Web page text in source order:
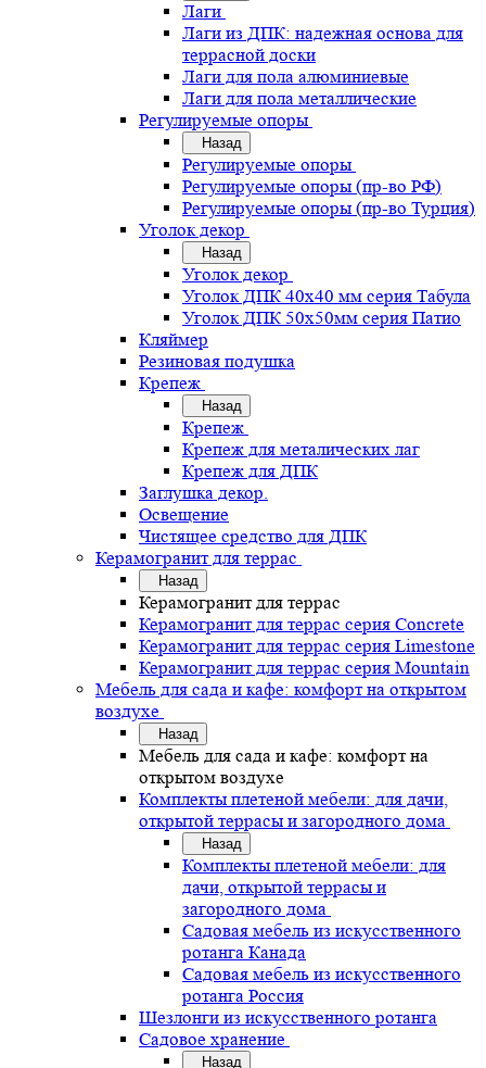
Лаги
Лаги из ДПК: надежная основа для
террасной доски
Лаги для пола алюминиевые
Лаги для пола металлические
Регулируемые опоры
Назад
Регулируемые опоры
Регулируемые опоры (пр-во РФ)
Регулируемые опоры (пр-во Турция)
Уголок декор
Назад
Уголок декор
Уголок ДПК 40х40 мм серия Табула
Уголок ДПК 50х50мм серия Патио
Кляймер
Резиновая подушка
Крепеж
Назад
Крепеж
Крепеж для металических лаг
Крепеж для ДПК
Заглушка декор.
Освещение
Чистящее средство для ДПК
Керамогранит для террас
Назад
Керамогранит для террас
Керамогранит для террас серия Concrete
Керамогранит для террас серия Limestone
Керамогранит для террас серия Mountain
Мебель для сада и кафе: комфорт на открытом
воздухе
Назад
Мебель для сада и кафе: комфорт на
открытом воздухе
Комплекты плетеной мебели: для дачи,
открытой террасы и загородного дома
Назад
Комплекты плетеной мебели: для
дачи, открытой террасы и
загородного дома
Садовая мебель из искусственного
ротанга Канада
Садовая мебель из искусственного
ротанга Россия
Шезлонги из искусственного ротанга
Садовое хранение
Назад